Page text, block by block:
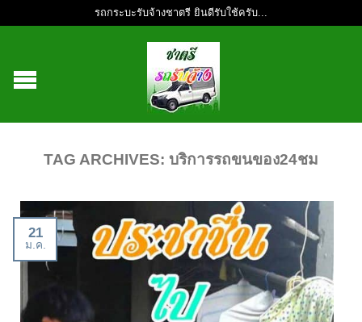
รถกระบะรับจ้างชาตรี ยินดีรับใช้ครับ...
TAG ARCHIVES: บริการรถขนของ24ชม
21
ม.ค.